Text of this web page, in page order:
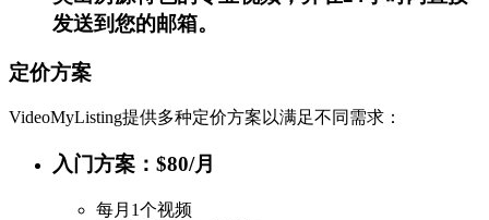
发送到您的邮箱。
定价方案
VideoMyListing提供多种定价方案以满足不同需求：
入门方案：$80/月
每月1个视频